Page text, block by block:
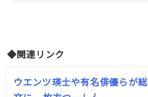
◆関連リンク
ウエンツ瑛士や有名俳優らが総